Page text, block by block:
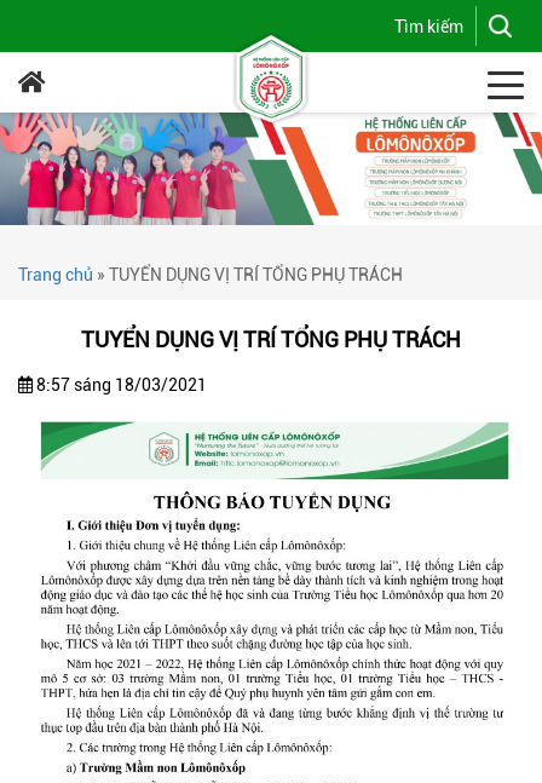
Trang chủ » TUYỂN DỤNG VỊ TRÍ TỔNG PHỤ TRÁCH
TUYỂN DỤNG VỊ TRÍ TỔNG PHỤ TRÁCH
8:57 sáng 18/03/2021